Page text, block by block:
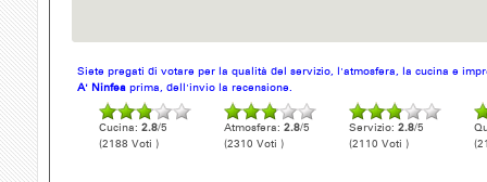
Siete pregati di votare per la qualità del servizio, l'atmosfera, la cucina e
A' Ninfea prima, dell'invio la recensione.
Cucina: 2.8/5
(2188 Voti )
Atmosfera: 2.8/5
(2310 Voti )
Servizio: 2.8/5
(2110 Voti )